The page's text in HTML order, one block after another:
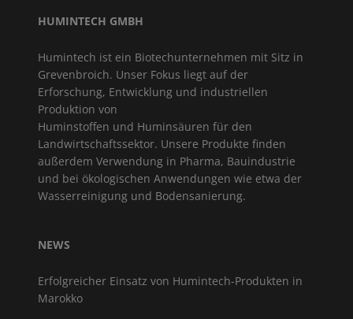
HUMINTECH GMBH
Humintech ist ein Biotechunternehmen mit Sitz in
Grevenbroich. Unser Fokus liegt auf der
Erforschung, Entwicklung und industriellen
Produktion von
Huminstoffen und Huminsäuren für den
Landwirtschaftssektor. Unsere Produkte finden
außerdem Verwendung in Pharma, Bauindustrie
und bei ökologischen Anwendungen wie etwa der
Wasserreinigung und Bodensanierung.
NEWS
Erfolgreicher Einsatz von Humintech-Produkten in
Marokko